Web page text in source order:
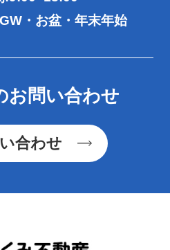
・お盆・年末年始
お問い合わせ
合わせ